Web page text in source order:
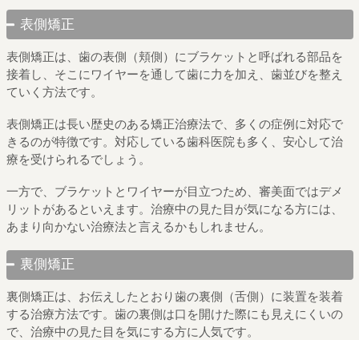
表側矯正
表側矯正は、歯の表側（頬側）にブラケットと呼ばれる部品を
接着し、そこにワイヤーを通して歯に力を加え、歯並びを整え
ていく方法です。
表側矯正は長い歴史のある矯正治療法で、多くの症例に対応で
きるのが特徴です。対応している歯科医院も多く、安心して治
療を受けられるでしょう。
一方で、ブラケットとワイヤーが目立つため、審美面ではデメ
リットがあるといえます。治療中の見た目が気になる方には、
あまり向かない治療法と言えるかもしれません。
裏側矯正
裏側矯正は、お伝えしたとおり歯の裏側（舌側）に装置を装着
する治療方法です。歯の裏側は口を開けた際にも見えにくいの
で、治療中の見た目を気にする方に人気です。